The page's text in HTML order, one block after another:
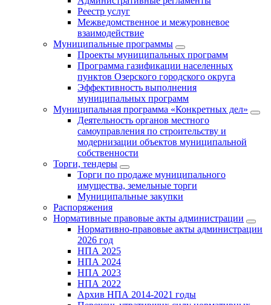
Реестр услуг
Межведомственное и межуровневое
взаимодействие
Муниципальные программы
Проекты муниципальных программ
Программа газификации населенных
пунктов Озерского городского округа
Эффективность выполнения
муниципальных программ
Муниципальная программа «Конкретных дел»
Деятельность органов местного
самоуправления по строительству и
модернизации объектов муниципальной
собственности
Торги, тендеры
Торги по продаже муниципального
имущества, земельные торги
Муниципальные закупки
Распоряжения
Нормативные правовые акты администрации
Нормативно-правовые акты администрации
2026 год
НПА 2025
НПА 2024
НПА 2023
НПА 2022
Архив НПА 2014-2021 годы